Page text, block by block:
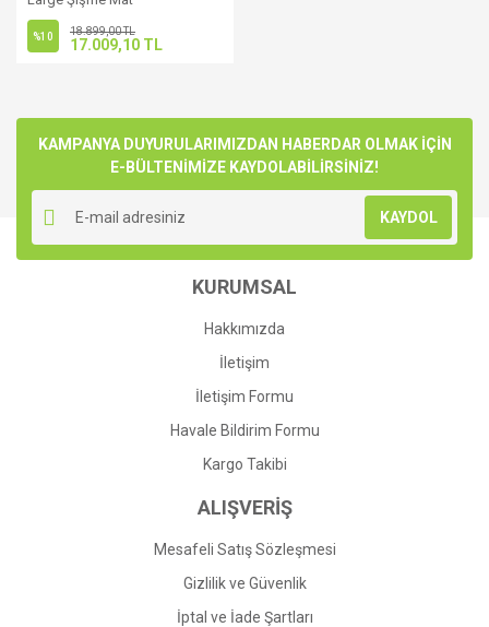
%10 18.899,00 TL
17.009,10 TL
KAMPANYA DUYURULARIMIZDAN HABERDAR OLMAK İÇİN
E-BÜLTENİMİZE KAYDOLABİLİRSİNİZ!
KAYDOL
KURUMSAL
Hakkımızda
İletişim
İletişim Formu
Havale Bildirim Formu
Kargo Takibi
ALIŞVERİŞ
Mesafeli Satış Sözleşmesi
Gizlilik ve Güvenlik
İptal ve İade Şartları